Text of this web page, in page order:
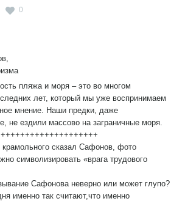
0
пляжа и моря – это во многом
лет, который мы уже воспринимаем
мнение. Наши предки, даже
не ездили массово на заграничные моря.
крамольного сказал Сафонов, фото
символизировать «врага трудового
Сафонова неверно или может глупо?
именно так считают,что именно